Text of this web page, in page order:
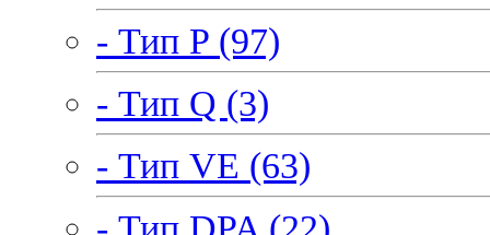
- Тип P (97)
- Тип Q (3)
- Тип VE (63)